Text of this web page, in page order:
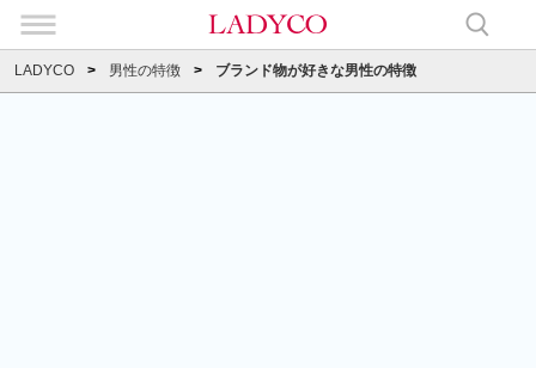
LADYCO 男性の特徴 ブランド物が好きな男性の特徴